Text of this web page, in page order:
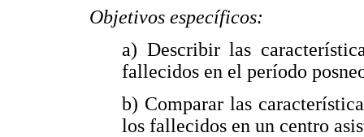
Objetivos específicos:
a) Describir las
fallecidos en el período
b) Comparar las
los fallecidos en un centro